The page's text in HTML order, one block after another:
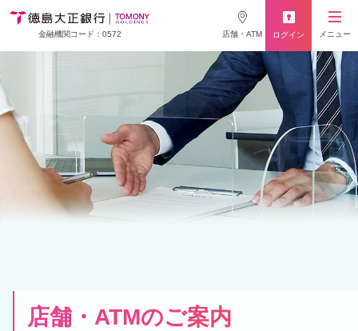
金融機関コード：0572 店舗・ATM ログイン メニュー
店舗・ATMのご案内